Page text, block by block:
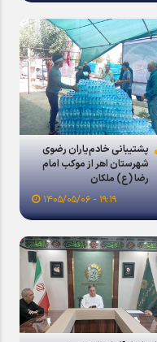
پشتیبانی خادم‌یاران رضوی
شهرستان اهر از موکب امام
رضا (ع) ملکان
۱۹:۱۹ - ۱۴۰۵/۰۵/۰۶